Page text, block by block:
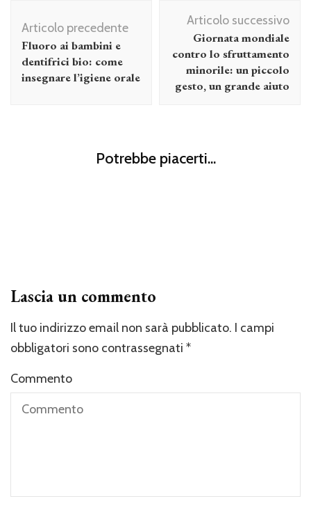
articolo
Articolo precedente
Fluoro ai bambini e
dentifrici bio: come
insegnare l’igiene orale
Articolo successivo
Giornata mondiale
contro lo sfruttamento
minorile: un piccolo
gesto, un grande aiuto
Potrebbe piacerti...
Cosa fare a Roma con i bambini quando piove? Week end
bagnato ma fortunato
Lascia un commento
Il tuo indirizzo email non sarà pubblicato. I campi
obbligatori sono contrassegnati *
Commento